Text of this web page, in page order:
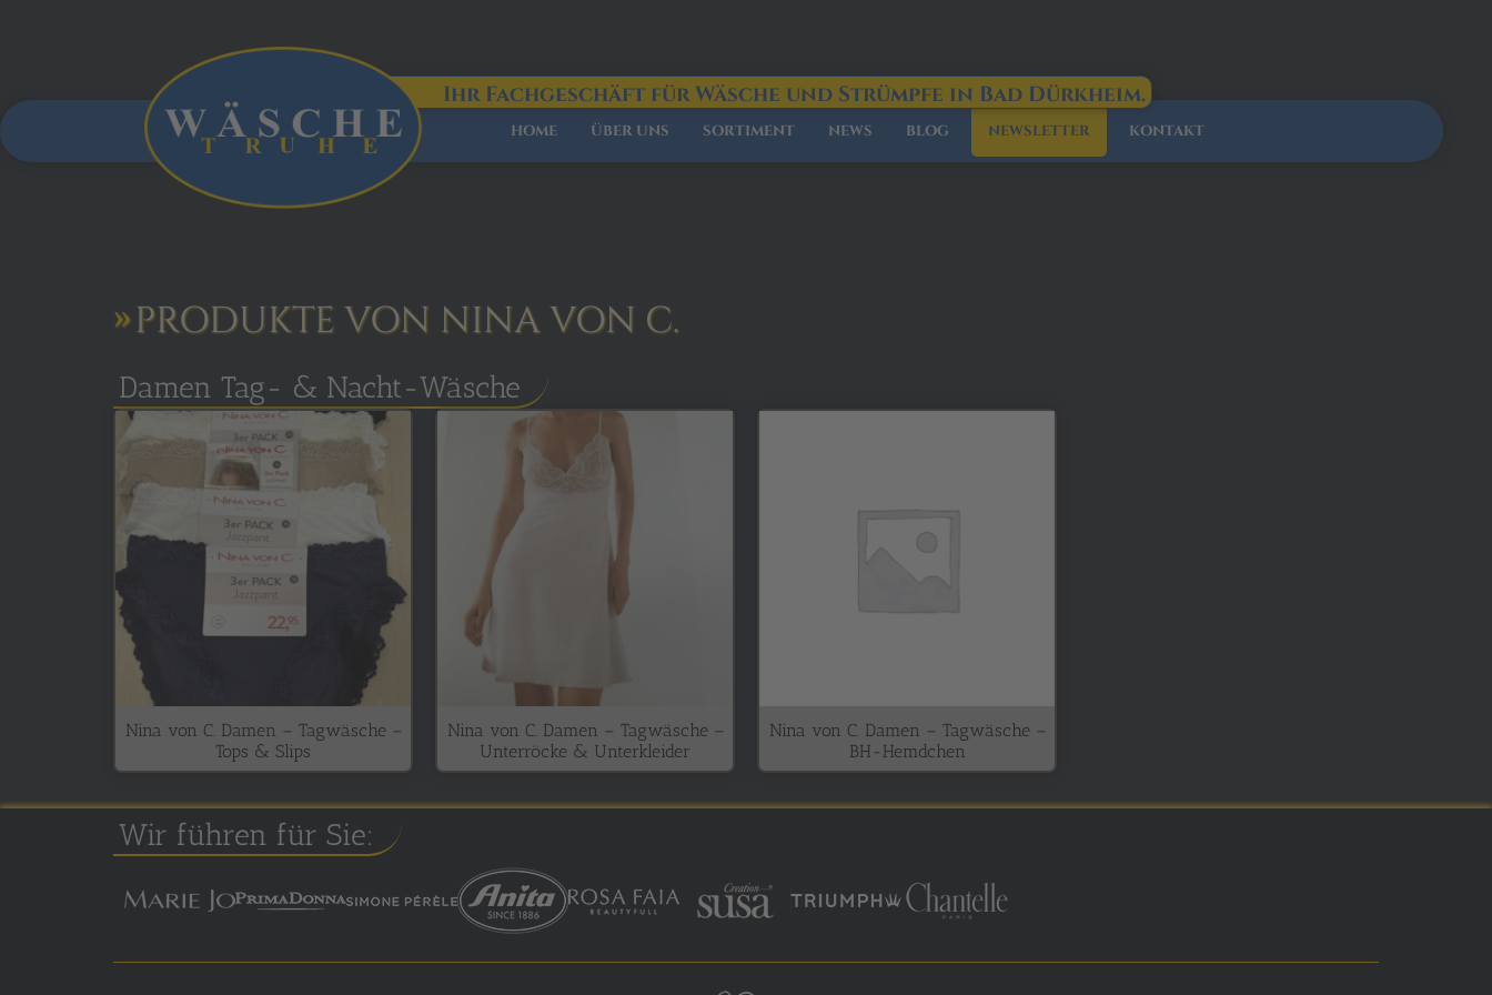
HOME ÜBER UNS SORTIMENT NEWS BLOG NEWSLETTER KONTAKT
Ihr Fachgeschäft für Wäsche und Strümpfe in Bad Dürkheim.
PRODUKTE VON NINA VON C.
Damen Tag- & Nacht-Wäsche
Nina von C. Damen – Tagwäsche –
Tops & Slips
Nina von C. Damen – Tagwäsche –
Unterröcke & Unterkleider
Nina von C. Damen – Tagwäsche –
BH-Hemdchen
Wir führen für Sie: